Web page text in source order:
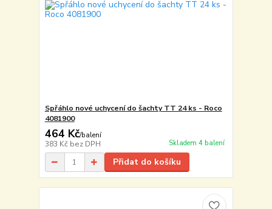
Spřáhlo nové uchycení do šachty TT 24 ks - Roco
4081900
464 Kč/balení
383 Kč bez DPH Skladem 4 balení
Přidat do košíku